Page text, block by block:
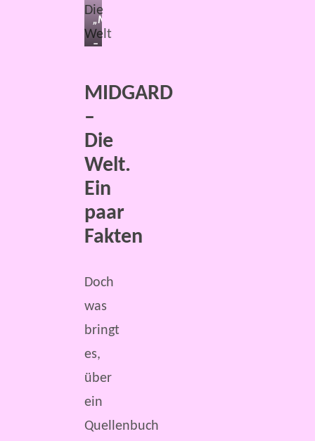
Welt“
©
für
Spiele
(MIDGARD
Press)
„MIDGARD
–
Welt“
©
by
Verlag
für
F&SF-
Spiele
Press)
MIDGARD
–
Die
Welt.
Ein
paar
Fakten
Doch
was
bringt
es,
über
ein
Quellenbuch